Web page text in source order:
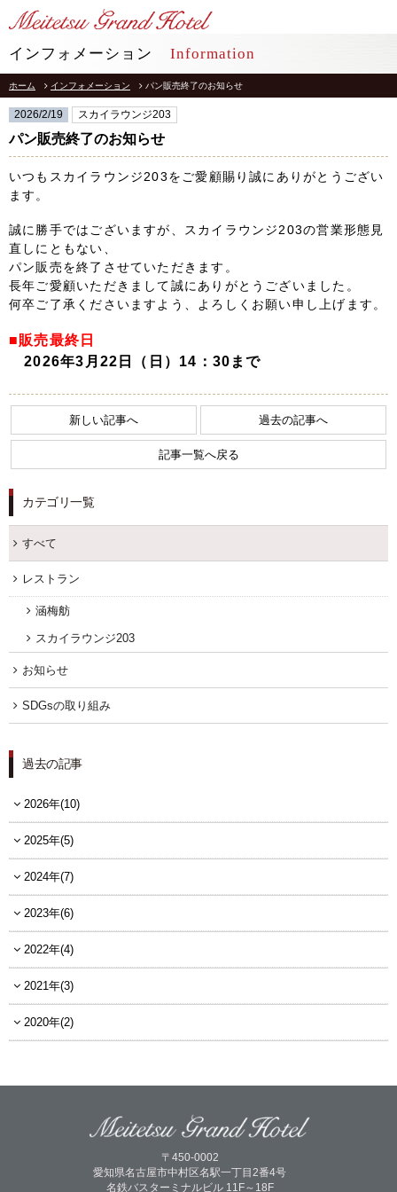
LANGUAGE
TOP トップ
STAY 宿泊
RESTAURANT レストラン
インフォメーション
館内施設
アクセス
お問合せ
採用情報
プライバシーポリシー
ソーシャルメディアポリシー
会社概要
ホテルパンフレット
FOLLOW US
インフォメーション Information
ホーム インフォメーション パン販売終了のお知らせ
2026/2/19 スカイラウンジ203
パン販売終了のお知らせ
いつもスカイラウンジ203をご愛顧賜り誠にありがとうござい
ます。
誠に勝手ではございますが、スカイラウンジ203の営業形態見
直しにともない、
パン販売を終了させていただきます。
長年ご愛顧いただきまして誠にありがとうございました。
何卒ご了承くださいますよう、よろしくお願い申し上げます。
■販売最終日
2026年3月22日（日）14：30まで
新しい記事へ
記事一覧へ戻る
過去の記事へ
カテゴリ一覧
すべて
レストラン
涵梅舫
スカイラウンジ203
お知らせ
SDGsの取り組み
過去の記事
2026年(10)
2025年(5)
2024年(7)
2023年(6)
2022年(4)
2021年(3)
2020年(2)
〒450-0002
愛知県名古屋市中村区名駅一丁目2番4号
名鉄バスターミナルビル 11F～18F